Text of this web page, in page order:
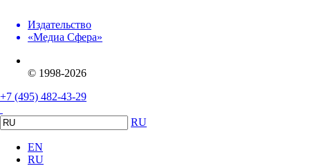
Издательство
«Медиа Сфера»
© 1998-2026
+7 (495) 482-43-29
RU
EN
RU